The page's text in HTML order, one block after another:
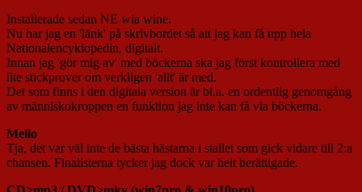
Installerade sedan NE wia wine.
Nu har jag en 'länk' på skrivbordet så att jag kan få upp hela
Nationalencyklopedin, digitalt.
Innan jag 'gör mig av' med böckerna ska jag först kontrollera med
lite stickprover om verkligen 'allt' är med.
Det som finns i den digitala version är bl.a. en ordentlig genomgång
av människokroppen en funktion jag inte kan få via böckerna.
Mello
Tja, det var väl inte de bästa hästarna i stallet som gick vidare till 2:a
chansen. Finalisterna tycker jag dock var helt berättigade.